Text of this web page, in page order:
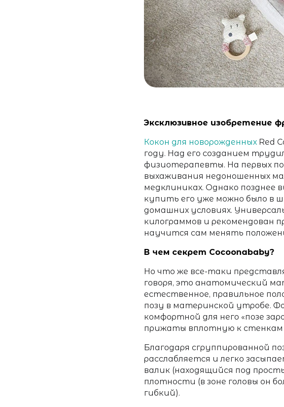
Эксклюзивное изобретение
Кокон для новорожденных Red
году. Над его созданием
физиотерапевты. На первых
выхаживания недоношенных
медклиниках. Однако позднее
купить его уже можно было в
домашних условиях.
килограммов и рекомендован
научится сам менять
В чем секрет Cocoonababy?
Но что же все-таки
говоря, это анатомический
естественное, правильное
позу в материнской утробе.
комфортной для него «позе
прижаты вплотную к стенкам
Благодаря сгруппированной
расслабляется и легко
валик (находящийся под
плотности (в зоне головы он
гибкий).